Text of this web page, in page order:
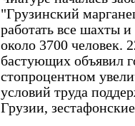
"Грузинский
работать все шахты и
около 3700 человек.
бастующих объявил
стопроцентном
условий труда
Грузии,